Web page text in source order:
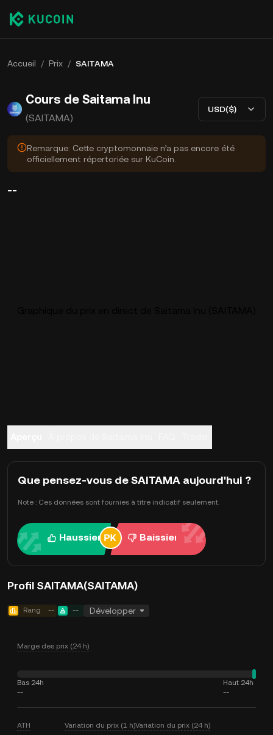
Accueil / Prix / SAITAMA
Cours de Saitama Inu
(SAITAMA)
USD($)
Remarque: Cette cryptomonnaie n’a pas encore été
officiellement répertoriée sur KuCoin.
--
Que pensez-vous de SAITAMA aujourd'hui ?
Note : Ces données sont fournies à titre indicatif seulement.
Haussier Baissier
Profil SAITAMA(SAITAMA)
Rang -- -- Développer
Marge des prix (24 h)
Bas 24h
--
Haut 24h
--
ATH Variation du prix (1 h)Variation du prix (24 h)